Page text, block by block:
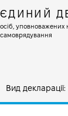
ЄДИНИЙ
осіб, уповноважених
самоврядування
Вид декларації: